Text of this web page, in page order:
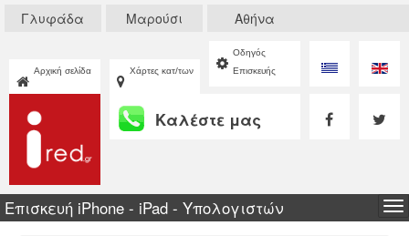
Γλυφάδα Μαρούσι Αθήνα
Αρχική σελίδα Χάρτες κατ/των
Οδηγός
Επισκευής
Καλέστε μας
Επισκευή iPhone - iPad - Υπολογιστών